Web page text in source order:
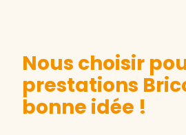
Nous choisir
prestations
bonne idée !